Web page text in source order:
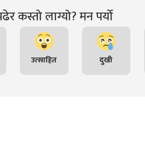
कस्तो लाग्यो? मन पर्यो
उत्साहित दुखी